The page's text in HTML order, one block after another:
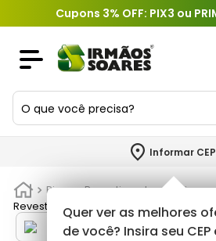
Cupons 3% OFF: PIX3 ou
O que você precisa?
Informar CEP
Quer ver as melhores
de você? Insira seu
Pisos e Revestimentos
Faixas
Revestimento Cimentício 20x52 Elipse
TERMOS MAIS BUSCADOS
2º
3º
porta